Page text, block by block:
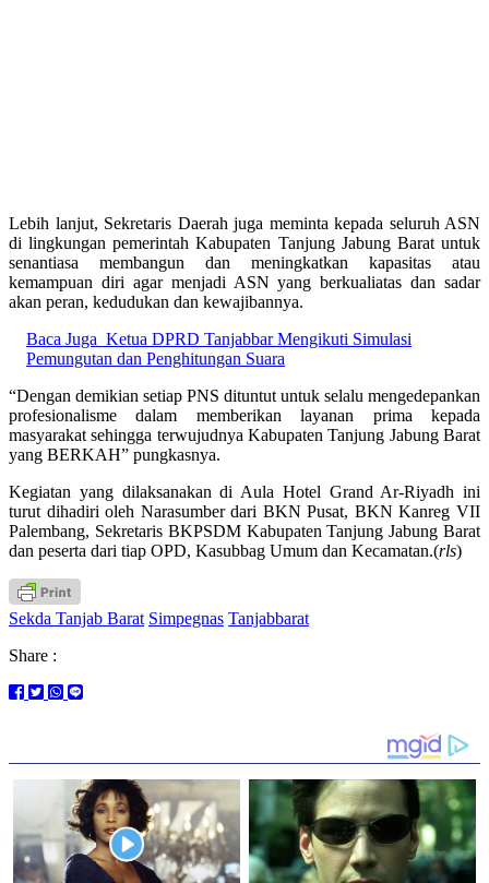
Lebih lanjut, Sekretaris Daerah juga meminta kepada seluruh ASN
di lingkungan pemerintah Kabupaten Tanjung Jabung Barat untuk
senantiasa membangun dan meningkatkan kapasitas atau
kemampuan diri agar menjadi ASN yang berkualiatas dan sadar
akan peran, kedudukan dan kewajibannya.
Baca Juga Ketua DPRD Tanjabbar Mengikuti Simulasi
Pemungutan dan Penghitungan Suara
“Dengan demikian setiap PNS dituntut untuk selalu mengedepankan
profesionalisme dalam memberikan layanan prima kepada
masyarakat sehingga terwujudnya Kabupaten Tanjung Jabung Barat
yang BERKAH” pungkasnya.
Kegiatan yang dilaksanakan di Aula Hotel Grand Ar-Riyadh ini
turut dihadiri oleh Narasumber dari BKN Pusat, BKN Kanreg VII
Palembang, Sekretaris BKPSDM Kabupaten Tanjung Jabung Barat
dan peserta dari tiap OPD, Kasubbag Umum dan Kecamatan.(rls)
Sekda Tanjab Barat Simpegnas Tanjabbarat
Share :